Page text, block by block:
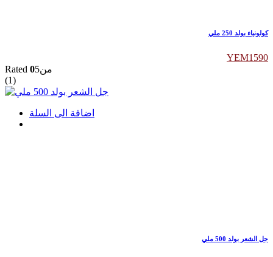
كولونياء بولد 250 ملي
YEM1590
Rated 0 من5
(1)
اضافة الى السلة
جل الشعر بولد 500 ملي